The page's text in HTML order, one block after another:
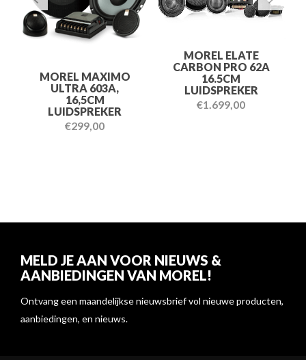
MOREL MAXIMO
ULTRA 603A,
16,5CM
LUIDSPREKER
€299,00
MOREL ELATE
CARBON PRO 62A
16.5CM
LUIDSPREKER
€1.699,00
MELD JE AAN VOOR NIEUWS &
AANBIEDINGEN VAN MOREL!
Ontvang een maandelijkse nieuwsbrief vol nieuwe producten,
aanbiedingen, en nieuws.